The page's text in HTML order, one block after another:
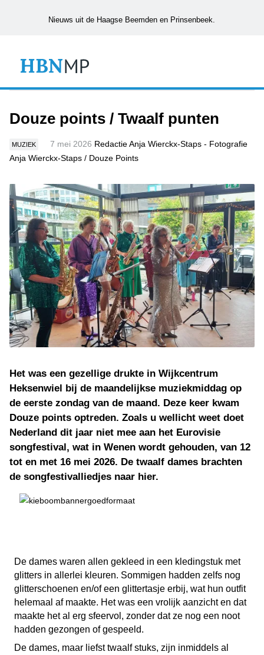
Nieuws uit de Haagse Beemden en Prinsenbeek.
Douze points / Twaalf punten
MUZIEK 7 mei 2026 Redactie Anja Wierckx-Staps - Fotografie
Anja Wierckx-Staps / Douze Points
Het was een gezellige drukte in Wijkcentrum
Heksenwiel bij de maandelijkse muziekmiddag op
de eerste zondag van de maand. Deze keer kwam
Douze points optreden. Zoals u wellicht weet doet
Nederland dit jaar niet mee aan het Eurovisie
songfestival, wat in Wenen wordt gehouden, van 12
tot en met 16 mei 2026. De twaalf dames brachten
de songfestivalliedjes naar hier.
De dames waren allen gekleed in een kledingstuk met
glitters in allerlei kleuren. Sommigen hadden zelfs nog
glitterschoenen en/of een glittertasje erbij, wat hun outfit
helemaal af maakte. Het was een vrolijk aanzicht en dat
maakte het al erg sfeervol, zonder dat ze nog een noot
hadden gezongen of gespeeld.
De dames, maar liefst twaalf stuks, zijn inmiddels al